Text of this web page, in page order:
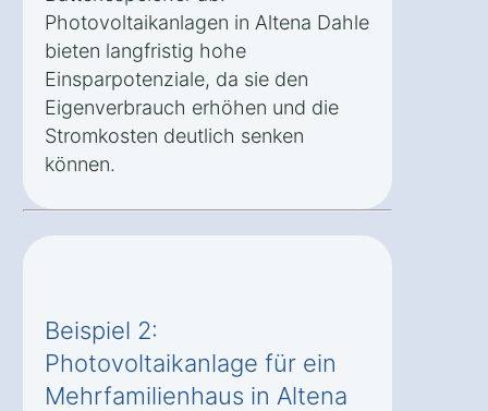
Photovoltaikanlagen in Altena Dahle
bieten langfristig hohe
Einsparpotenziale, da sie den
Eigenverbrauch erhöhen und die
Stromkosten deutlich senken
können.
Beispiel 2:
Photovoltaikanlage für ein
Mehrfamilienhaus in Altena